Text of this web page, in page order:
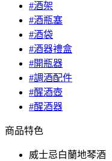
#酒架
#酒瓶塞
#酒袋
#酒器禮盒
#開瓶器
#調酒配件
#醒酒壺
#醒酒器
商品特色
威士忌白蘭地琴酒